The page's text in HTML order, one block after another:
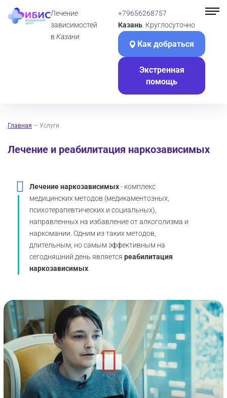
Лечение
зависимостей
в Казани
+79656268757
Казань . Круглосуточно
Как добраться
Экстренная
помощь
Главная — Услуги
Лечение и реабилитация наркозависимых
Лечение наркозависимых- комплекс
медицинских методов (медикаментозных,
психотерапевтических и социальных),
направленных на избавление от алкоголизма и
наркомании. Одним из таких методов,
длительным, но самым эффективным на
сегодняшний день является реабилитация
наркозависимых